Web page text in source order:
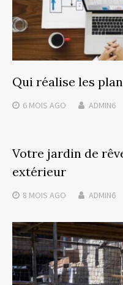
Qui réalise les
6 MOIS AGO ADMIN6
Votre jardin de
extérieur
8 MOIS AGO ADMIN6